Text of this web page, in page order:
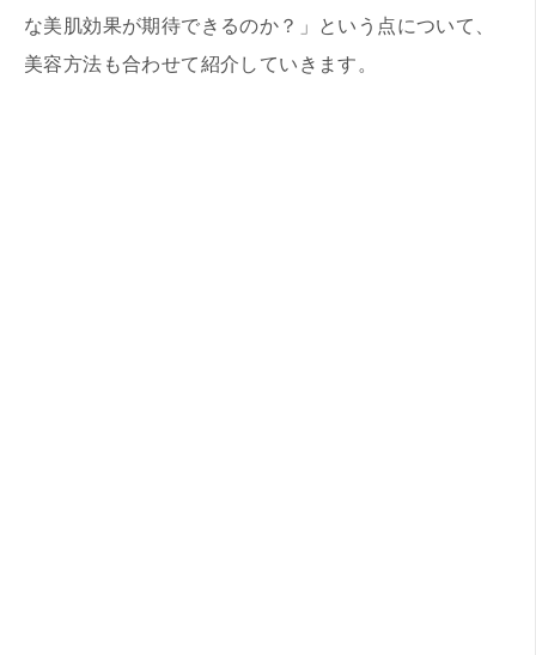
な美肌効果が期待できるのか？」という点について、
美容方法も合わせて紹介していきます。